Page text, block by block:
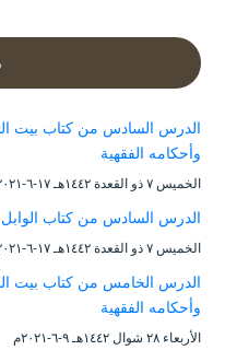
الدرس السادس من كتاب بيت
وأحكامه الفقهية
الخميس ۷ ذو القعدة ۱٤٤۲هـ ۱۷-٦-۲۰۲۱م
الدرس السادس من كتاب
الخميس ۷ ذو القعدة ۱٤٤۲هـ ۱۷-٦-۲۰۲۱م
الدرس الخامس من كتاب بيت
وأحكامه الفقهية
الأربعاء ۲۸ شوال ۱٤٤۲هـ ۹-٦-۲۰۲۱م